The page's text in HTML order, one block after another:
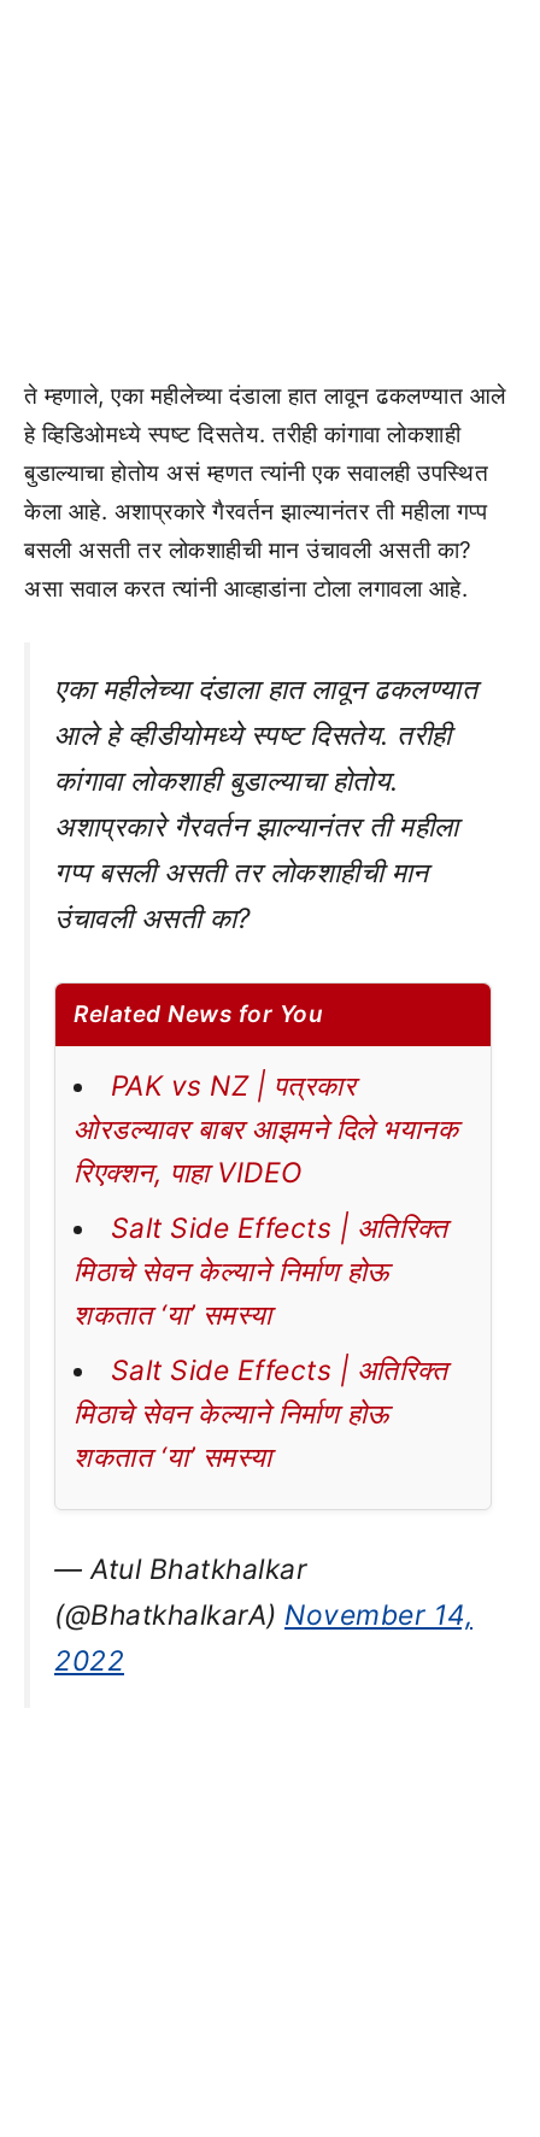
ते म्हणाले, एका महीलेच्या दंडाला हात लावून ढकलण्यात आले
हे व्हिडिओमध्ये स्पष्ट दिसतेय. तरीही कांगावा लोकशाही
बुडाल्याचा होतोय असं म्हणत त्यांनी एक सवालही उपस्थित
केला आहे. अशाप्रकारे गैरवर्तन झाल्यानंतर ती महीला गप्प
बसली असती तर लोकशाहीची मान उंचावली असती का?
असा सवाल करत त्यांनी आव्हाडांना टोला लगावला आहे.
एका महीलेच्या दंडाला हात लावून ढकलण्यात
आले हे व्हीडीयोमध्ये स्पष्ट दिसतेय. तरीही
कांगावा लोकशाही बुडाल्याचा होतोय.
अशाप्रकारे गैरवर्तन झाल्यानंतर ती महीला
गप्प बसली असती तर लोकशाहीची मान
उंचावली असती का?
Related News for You
PAK vs NZ | पत्रकार
ओरडल्यावर बाबर आझमने दिले भयानक
रिएक्शन, पाहा VIDEO
Salt Side Effects | अतिरिक्त
मिठाचे सेवन केल्याने निर्माण होऊ
शकतात ‘या’ समस्या
Salt Side Effects | अतिरिक्त
मिठाचे सेवन केल्याने निर्माण होऊ
शकतात ‘या’ समस्या
— Atul Bhatkhalkar
(@BhatkhalkarA) November 14,
2022